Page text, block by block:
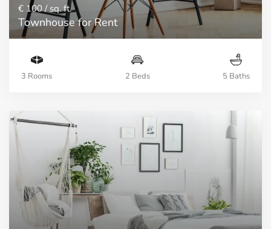
€ 100/ sq. ft.
Townhouse for Rent
3 Rooms 2 Beds 5 Baths